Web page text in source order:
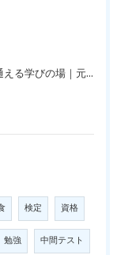
不登校の生徒も安心して通える学びの場｜元中学高校教員で私立学校の放課後校内塾を経営する西宮・今津の習いごと教室＆自習塾WillBe
検定 資格
勉強 中間テスト